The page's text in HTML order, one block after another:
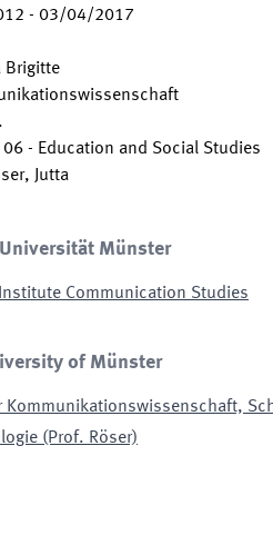
- 03/04/2017
Brigitte
06 - Education and Social Studies
Jutta
Münster
Institute Communication Studies
of Münster
Kommunikationswissenschaft,
(Prof. Röser)